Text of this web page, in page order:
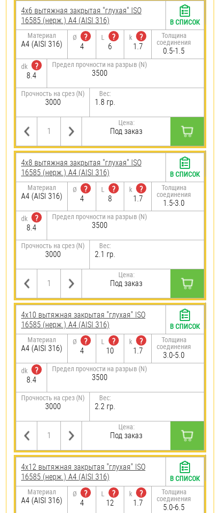
4х6 вытяжная закрытая "глухая" ISO
16585 (нерж.) A4 (AISI 316)
Материал
A4 (AISI 316)
Ø
?
4
L
?
6
k
?
1.7
Толщина
соединения
0.5-1.5
dk
?
8.4
Предел прочности на разрыв (N)
3500
Прочность на срез (N)
3000
Вес:
1.8 гр.
Цена:
Под заказ
В СПИСОК
4х8 вытяжная закрытая "глухая" ISO
16585 (нерж.) A4 (AISI 316)
Материал
A4 (AISI 316)
Ø
?
4
L
?
8
k
?
1.7
Толщина
соединения
1.5-3.0
dk
?
8.4
Предел прочности на разрыв (N)
3500
Прочность на срез (N)
3000
Вес:
2.1 гр.
Цена:
Под заказ
В СПИСОК
4х10 вытяжная закрытая "глухая" ISO
16585 (нерж.) A4 (AISI 316)
Материал
A4 (AISI 316)
Ø
?
4
L
?
10
k
?
1.7
Толщина
соединения
3.0-5.0
dk
?
8.4
Предел прочности на разрыв (N)
3500
Прочность на срез (N)
3000
Вес:
2.2 гр.
Цена:
Под заказ
В СПИСОК
4х12 вытяжная закрытая "глухая" ISO
16585 (нерж.) A4 (AISI 316)
Материал
A4 (AISI 316)
Ø
?
4
L
?
12
k
?
1.7
Толщина
соединения
5.0-6.5
В СПИСОК